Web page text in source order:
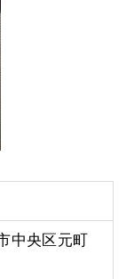
中央区元町